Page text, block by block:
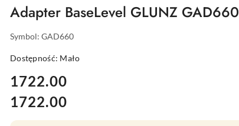
Adapter BaseLevel GLUNZ GAD660
Symbol: GAD660
Dostępność: Mało
cena:
1722.00
Cena:
1722.00